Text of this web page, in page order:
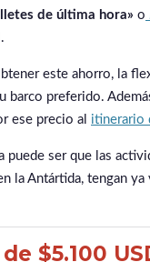
de última hora» o
este ahorro, la
barco preferido.
ese precio al itinerario
puede ser que las
la Antártida, tengan
$5.100